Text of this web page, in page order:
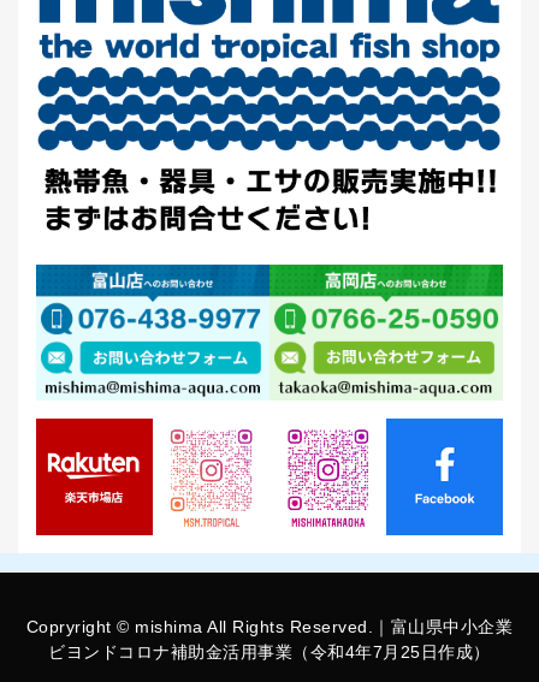
Copryright © mishima All Rights Reserved.｜富山県中小企業
ビヨンドコロナ補助金活用事業（令和4年7月25日作成）